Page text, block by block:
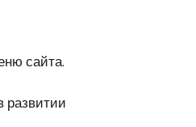
сайта.
развитии